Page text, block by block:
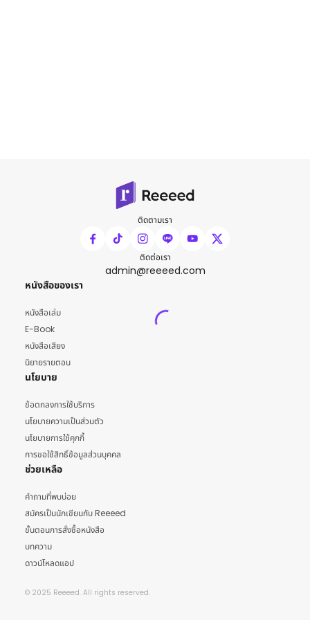
ติดตามเรา
ติดต่อเรา
admin@reeeed.com
หนังสือของเรา
หนังสือเล่ม
E-Book
หนังสือเสียง
นิยายรายตอน
นโยบาย
ข้อตกลงการใช้บริการ
นโยบายความเป็นส่วนตัว
นโยบายการใช้คุกกี้
การขอใช้สิทธิ์ข้อมูลส่วนบุคคล
ช่วยเหลือ
คำถามที่พบบ่อย
สมัครเป็นนักเขียนกับ Reeeed
ขั้นตอนการสั่งซื้อหนังสือ
บทความ
ดาวน์โหลดแอป
© 2025 Reeeed. All rights reserved.